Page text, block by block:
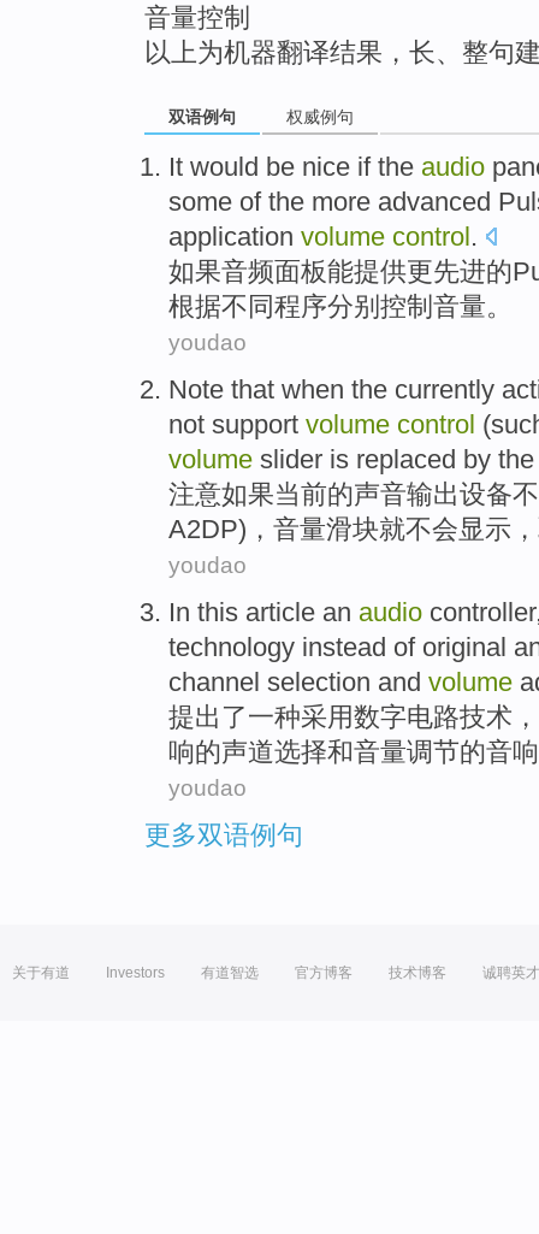
音量控制
以上为机器翻译结果，长、整句
双语例句 权威例句
It would be nice if the audio
some of the more advanced
application volume control.
如果音频面板能提供更先进的
根据不同程序分别 控制 音量。
youdao
Note that when the currently
not support volume control
volume slider is replaced by
注意如果当前的声音输出设备不
A2DP)，音量滑块就不会显示，
youdao
In this article an audio controller
technology instead of original
channel selection and volume
提出 了一种采用数字电路技术 ，
响的声道选择和音量调节的音响
youdao
更多双语例句
关于有道 Investors 有道智选 官方博客 技术博客 诚聘英才